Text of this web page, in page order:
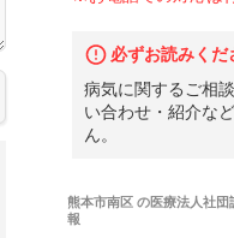
必ずお読みくだ
病気に関するご相
い合わせ・紹介な
ん。
熊本市南区の医療法人社団
報